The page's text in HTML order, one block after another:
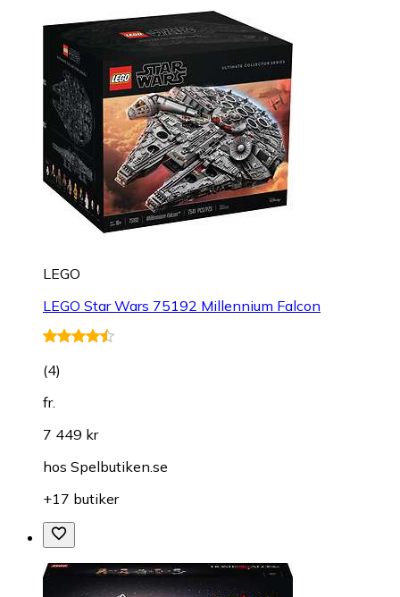
LEGO
LEGO Star Wars 75192 Millennium Falcon
(4)
fr.
7 449 kr
hos Spelbutiken.se
+17 butiker